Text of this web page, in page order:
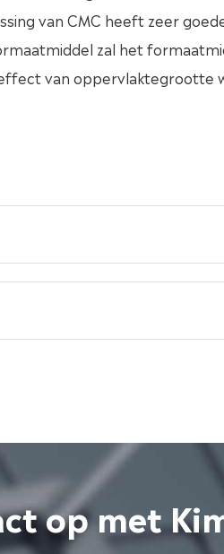
van CMC heeft zeer
zal het
van oppervlaktegrootte
op met